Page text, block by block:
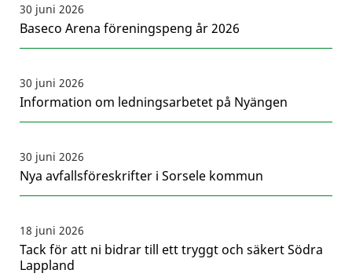
30 juni 2026
Baseco Arena föreningspeng år 2026
30 juni 2026
Information om ledningsarbetet på Nyängen
30 juni 2026
Nya avfallsföreskrifter i Sorsele kommun
18 juni 2026
Tack för att ni bidrar till ett tryggt och säkert Södra
Lappland